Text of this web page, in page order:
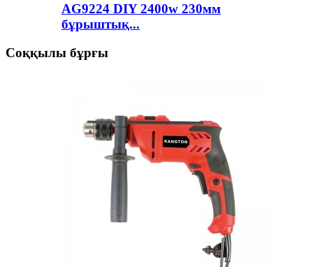
AG9224 DIY 2400w 230мм
бұрыштық...
Соққылы бұрғы